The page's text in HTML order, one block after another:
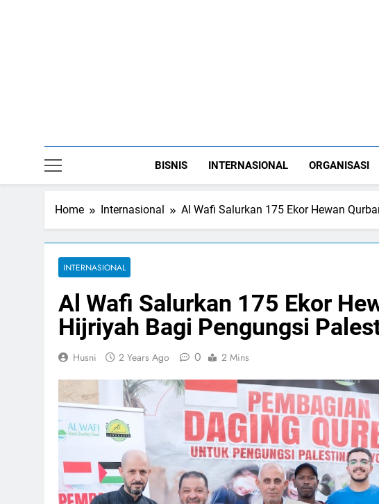
BISNIS INTERNASIONAL ORGANISASI
Home Internasional Al Wafi Salurkan 175 Ekor Hewan
INTERNASIONAL
Al Wafi Salurkan 175 Ekor
Hijriyah Bagi Pengungsi
Husni 2 Years Ago 0 2 Mins